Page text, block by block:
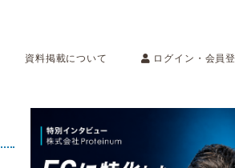
資料掲載について
ログイン・会員